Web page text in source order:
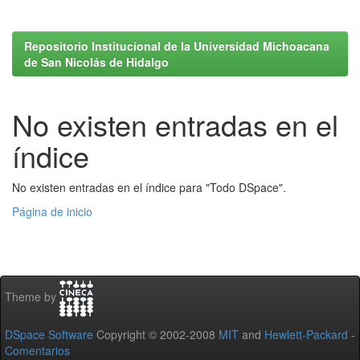
Repositorio Institucional de la Universidad Michoacana
de San Nicolás de Hidalgo
No existen entradas en el
índice
No existen entradas en el índice para "Todo DSpace".
Página de inicio
Theme by
DSpace Software Copyright © 2002-2008 MIT and Hewlett-Packard -
Comentarios